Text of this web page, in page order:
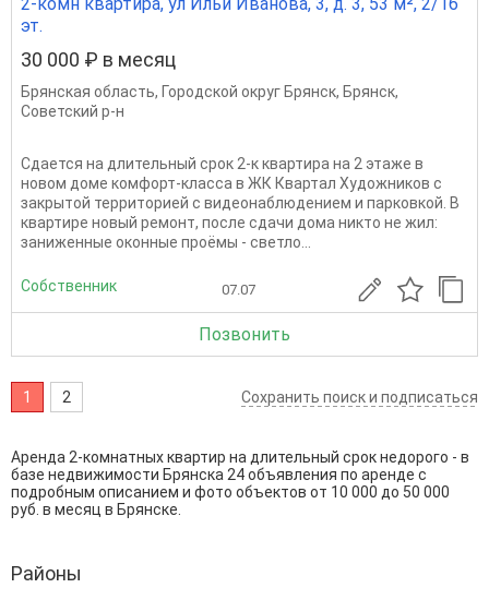
эт.
30 000 ₽ в месяц
Брянская область, Городской округ Брянск, Брянск,
Советский р-н
Сдается на длительный срок 2-к квартира на 2 этаже в
новом доме комфорт-класса в ЖК Квартал Художников с
закрытой территорией с видеонаблюдением и парковкой. В
квартире новый ремонт, после сдачи дома никто не жил:
заниженные оконные проёмы - светло...
Собственник 07.07
Позвонить
1 2 Сохранить поиск и подписаться
Аренда 2-комнатных квартир на длительный срок недорого - в
базе недвижимости Брянска 24 объявления по аренде с
подробным описанием и фото объектов от 10 000 до 50 000
руб. в месяц в Брянске.
Районы